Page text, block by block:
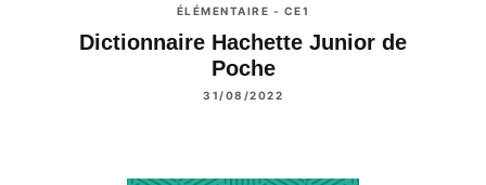
ÉLÉMENTAIRE - CE1
Dictionnaire Hachette Junior de
Poche
31/08/2022